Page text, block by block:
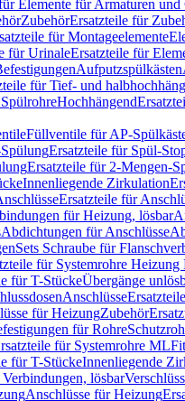
Elemente für Armaturen und
ZubehörErsatzteile für
für Montageelemente
für UrinaleErsatzteile für
Aufputzspülkästen
für Tief- und
Hochhängend
Füllventile für AP-
Ersatzteile für Spül-
Ersatzteile für 2-Mengen-
Innenliegende Zirkulation
Ersatzteile für
für Heizung, lösbar
Abdichtungen für Anschlüsse
Sets Schraube für
für Systemrohre Heizung
für T-StückeÜbergänge
Anschlüsse
für HeizungZubehör
für Rohre
für Systemrohre ML
für T-StückeInnenliegende
lösbar
Anschlüsse für Heizung